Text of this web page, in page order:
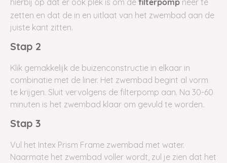
hierbij op dat er ook plek is om de filterpomp neer te
zetten en dat de in en uitlaat van het zwembad aan de
juiste kant zitten.
Stap 2
Klik gemakkelijk de buizenconstructie in elkaar in
combinatie met de liner. Het zwembad begint al vorm
te krijgen. Sluit vervolgens de filterpomp aan. Na 30-60
minuten is het zwembad klaar om gevuld te worden.
Stap 3
Vul het Intex Prism Frame zwembad met water.
Naarmate het zwembad voller wordt, zul je zien dat het